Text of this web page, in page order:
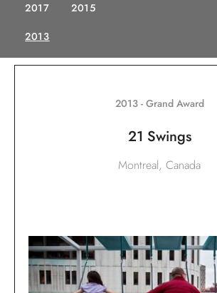
2017
2015
2013
2013 - Grand Award
21 Swings
Montreal, Canada